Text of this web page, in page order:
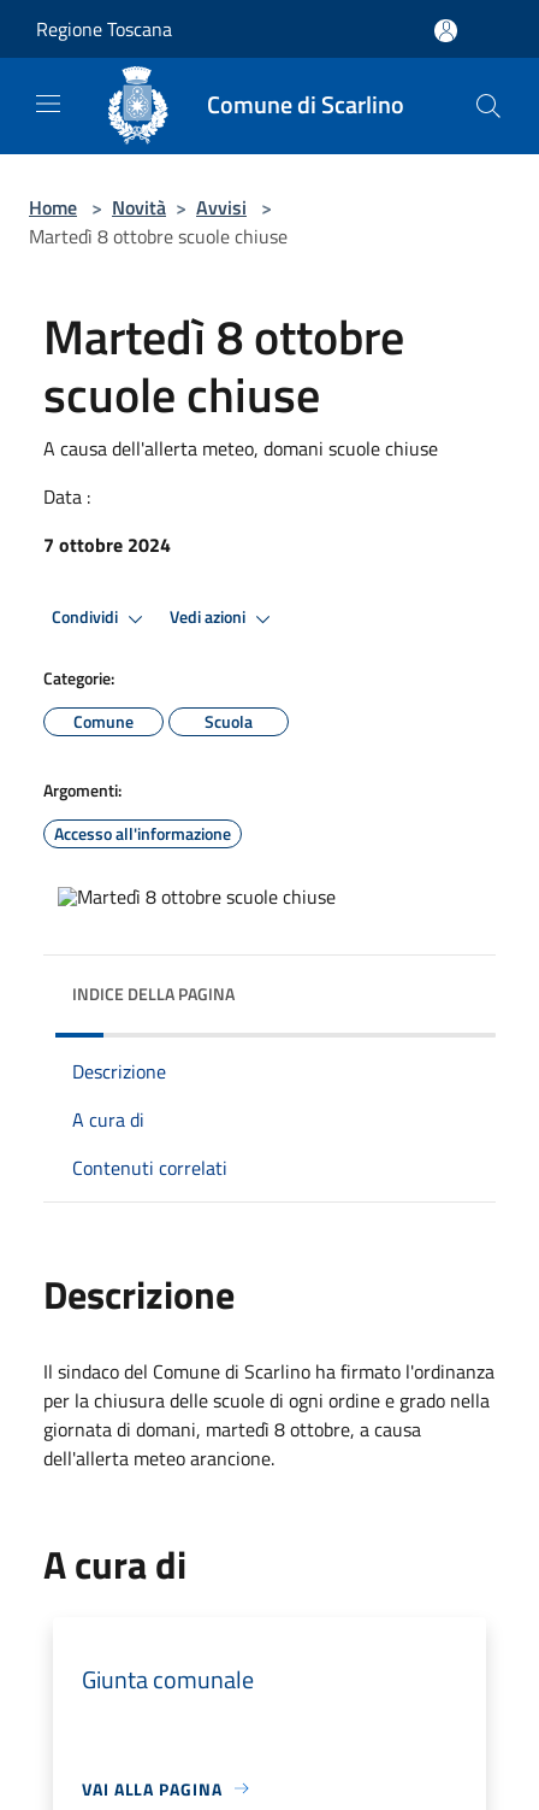
Regione Toscana
Comune di Scarlino
Home > Novità > Avvisi >
Martedì 8 ottobre scuole chiuse
Martedì 8 ottobre
scuole chiuse
A causa dell'allerta meteo, domani scuole chiuse
Data :
7 ottobre 2024
Condividi Vedi azioni
Categorie:
Comune
Scuola
Argomenti:
Accesso all'informazione
INDICE DELLA PAGINA
Descrizione
A cura di
Contenuti correlati
Descrizione
Il sindaco del Comune di Scarlino ha firmato l'ordinanza
per la chiusura delle scuole di ogni ordine e grado nella
giornata di domani, martedì 8 ottobre, a causa
dell'allerta meteo arancione.
A cura di
Giunta comunale
VAI ALLA PAGINA